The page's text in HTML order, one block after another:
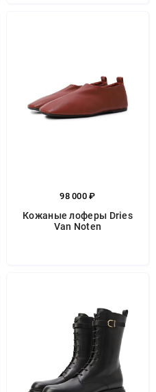
98 000 ₽
Кожаные лоферы Dries
Van Noten